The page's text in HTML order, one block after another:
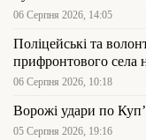
06 Серпня 2026, 14:05
Поліцейські та
прифронтового села
06 Серпня 2026, 10:18
Ворожі удари по
05 Серпня 2026, 19:16